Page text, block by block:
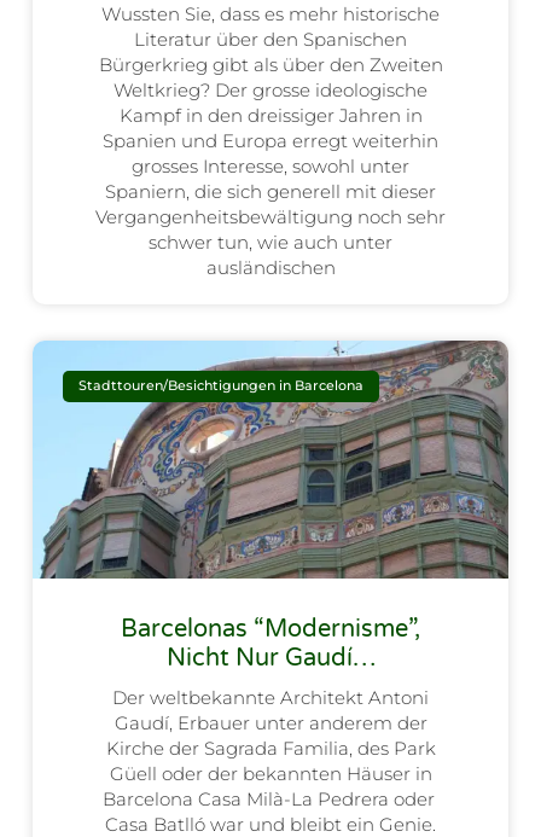
Wussten Sie, dass es mehr historische
Literatur über den Spanischen
Bürgerkrieg gibt als über den Zweiten
Weltkrieg? Der grosse ideologische
Kampf in den dreissiger Jahren in
Spanien und Europa erregt weiterhin
grosses Interesse, sowohl unter
Spaniern, die sich generell mit dieser
Vergangenheitsbewältigung noch sehr
schwer tun, wie auch unter
ausländischen
Stadttouren/Besichtigungen in Barcelona
Barcelonas “Modernisme”,
Nicht Nur Gaudí…
Der weltbekannte Architekt Antoni
Gaudí, Erbauer unter anderem der
Kirche der Sagrada Familia, des Park
Güell oder der bekannten Häuser in
Barcelona Casa Milà-La Pedrera oder
Casa Batlló war und bleibt ein Genie.